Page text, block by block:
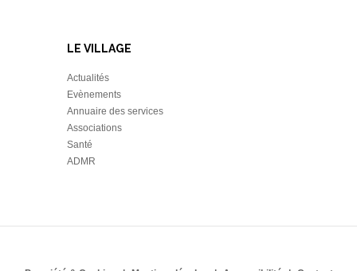
LE VILLAGE
Actualités
Evènements
Annuaire des services
Associations
Santé
ADMR